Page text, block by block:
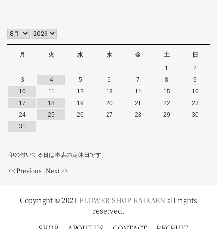
月 火 水 木 金 土 日
印の付いてる日は本店の定休日です。
<< Previous Next >>
1
2
3
4 5 6 7 8
9
10
11 12 13 14 15
16
17
18 19 20 21 22
23
24
25 26 27 28 29
30
31
Copyright © 2021 FLOWER SHOP KAIKAEN all rights
reserved.